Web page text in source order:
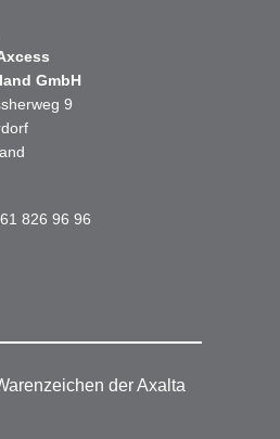
GmbH
9
826 96 96
der Axalta